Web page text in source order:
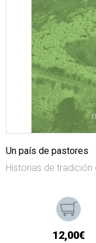
Un país de pastores
Historias de tradición
12,00€